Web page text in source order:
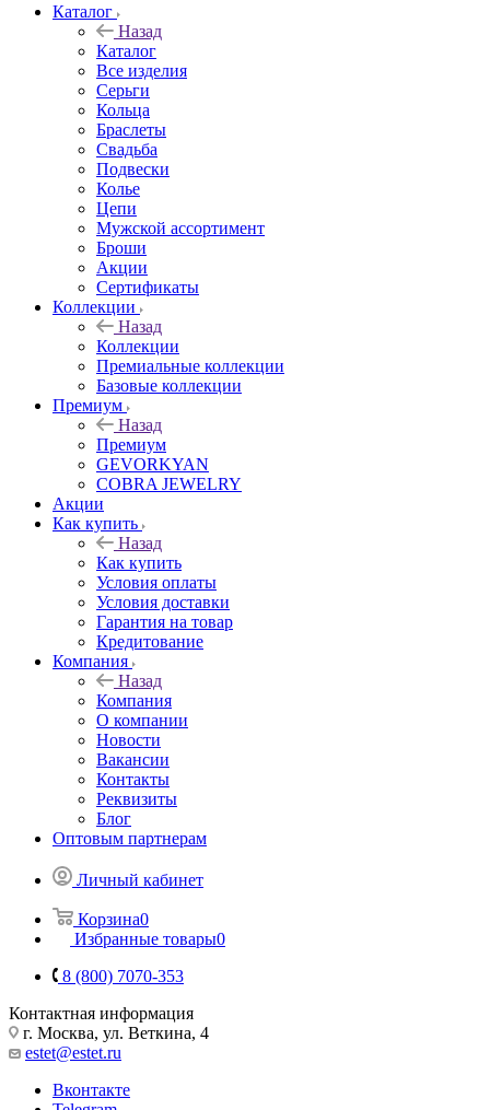
Каталог
Назад
Каталог
Все изделия
Серьги
Кольца
Браслеты
Свадьба
Подвески
Колье
Цепи
Мужской ассортимент
Броши
Акции
Сертификаты
Коллекции
Назад
Коллекции
Премиальные коллекции
Базовые коллекции
Премиум
Назад
Премиум
GEVORKYAN
COBRA JEWELRY
Акции
Как купить
Назад
Как купить
Условия оплаты
Условия доставки
Гарантия на товар
Кредитование
Компания
Назад
Компания
О компании
Новости
Вакансии
Контакты
Реквизиты
Блог
Оптовым партнерам
Личный кабинет
Корзина0
Избранные товары0
8 (800) 7070-353
Контактная информация
г. Москва, ул. Веткина, 4
estet@estet.ru
Вконтакте